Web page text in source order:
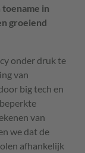
in
groeiend
onder druk te
van
big tech en
van
we dat de
afhankelijk